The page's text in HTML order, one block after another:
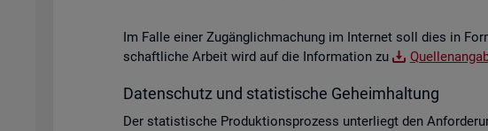
Im Falle einer Zu­gäng­lich­ma­chung im In­ter­net soll dies in
schaft­li­che Ar­beit wird auf die In­for­ma­ti­on zu
Da­ten­schutz und sta­tis­ti­sche Ge­heim­hal­tung
Der sta­tis­ti­sche Pro­duk­ti­ons­pro­zess un­ter­liegt den